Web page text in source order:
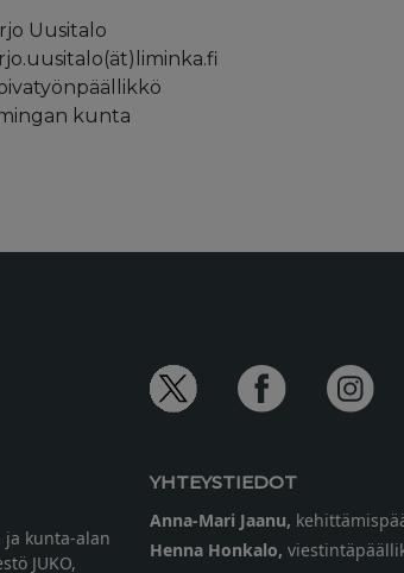
Uusitalo
kunta
ja kunta-alan
JUKO,
YHTEYSTIEDOT
Anna-Mari Jaanu,
Henna Honkalo,